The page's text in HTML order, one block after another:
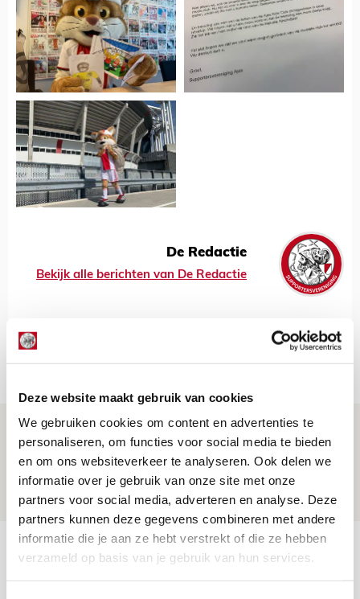
Deze website maakt gebruik van cookies
We gebruiken cookies om content en advertenties te
personaliseren, om functies voor social media te bieden
en om ons websiteverkeer te analyseren. Ook delen we
informatie over je gebruik van onze site met onze
partners voor social media, adverteren en analyse. Deze
partners kunnen deze gegevens combineren met andere
informatie die je aan ze hebt verstrekt of die ze hebben
verzameld op basis van je gebruik van hun services.
De Redactie
Bekijk alle berichten van De Redactie
NET BINNEN //
Drie dingen die je moet weten over PEC
Zwolle - Ajax
08 AUGUSTUS 2026 - 12:32
NIEUWS
Míchels elf: met welke formatie begin
jij aan nieuw eredivisieseizoen?